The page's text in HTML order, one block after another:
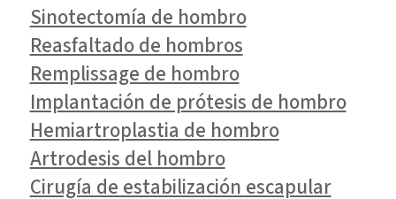
Sinotectomía de hombro
Reasfaltado de hombros
Remplissage de hombro
Implantación de prótesis de hombro
Hemiartroplastia de hombro
Artrodesis del hombro
Cirugía de estabilización escapular